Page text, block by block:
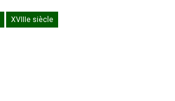
XVIIIe siècle